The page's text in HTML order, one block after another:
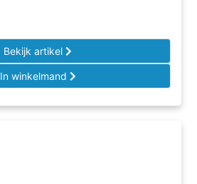
Bekijk artikel
In winkelmand